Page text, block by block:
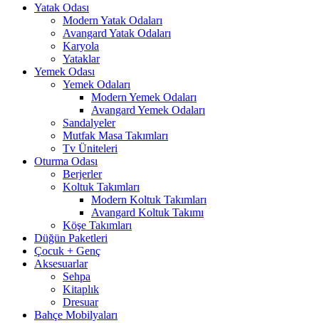
Yatak Odası
Modern Yatak Odaları
Avangard Yatak Odaları
Karyola
Yataklar
Yemek Odası
Yemek Odaları
Modern Yemek Odaları
Avangard Yemek Odaları
Sandalyeler
Mutfak Masa Takımları
Tv Üniteleri
Oturma Odası
Berjerler
Koltuk Takımları
Modern Koltuk Takımları
Avangard Koltuk Takımı
Köşe Takımları
Düğün Paketleri
Çocuk + Genç
Aksesuarlar
Sehpa
Kitaplık
Dresuar
Bahçe Mobilyaları